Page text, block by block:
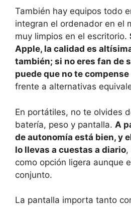
También hay equipos todo
integran el ordenador en el
muy limpios en el escritorio.
Apple, la calidad es
también; si no eres fan de
puede que no te compense
frente a alternativas
En portátiles, no te olvides
batería, peso y pantalla. A
de autonomía está bien, y
lo llevas a cuestas a diario,
como opción ligera aunque
conjunto.
La pantalla importa tanto